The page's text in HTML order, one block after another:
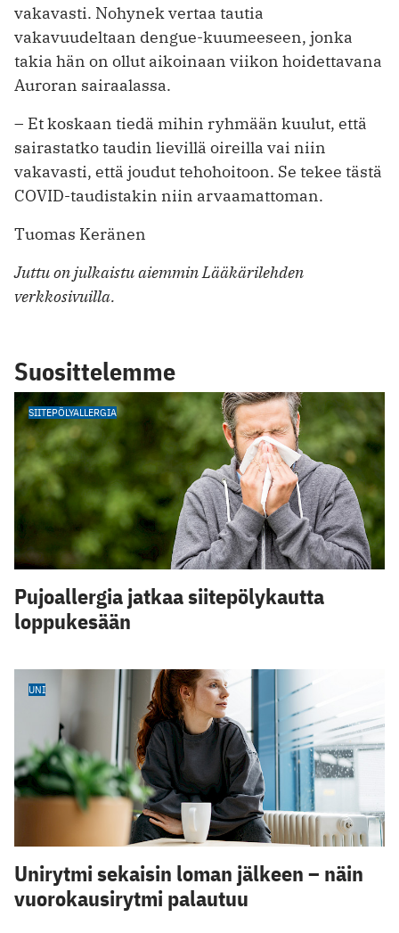
vakavasti. Nohynek vertaa tautia
vakavuudeltaan dengue-kuumeeseen, jonka
takia hän on ollut aikoinaan viikon hoidettavana
Auroran sairaalassa.
– Et koskaan tiedä mihin ryhmään kuulut, että
sairastatko taudin lievillä oireilla vai niin
vakavasti, että joudut tehohoitoon. Se tekee tästä
COVID-taudistakin niin arvaamattoman.
Tuomas Keränen
Juttu on julkaistu aiemmin Lääkärilehden
verkkosivuilla.
Suosittelemme
SIITEPÖLYALLERGIA
Pujoallergia jatkaa siitepölykautta
loppukesään
UNI
Unirytmi sekaisin loman jälkeen – näin
vuorokausirytmi palautuu